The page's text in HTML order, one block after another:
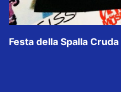
Festa della Spalla